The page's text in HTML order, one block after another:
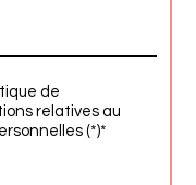
de
relatives au
(*)*